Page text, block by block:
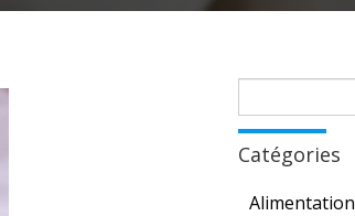
Catégories
Alimentation